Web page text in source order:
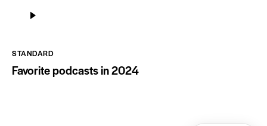
audio
STANDARD
Favorite podcasts in 2024